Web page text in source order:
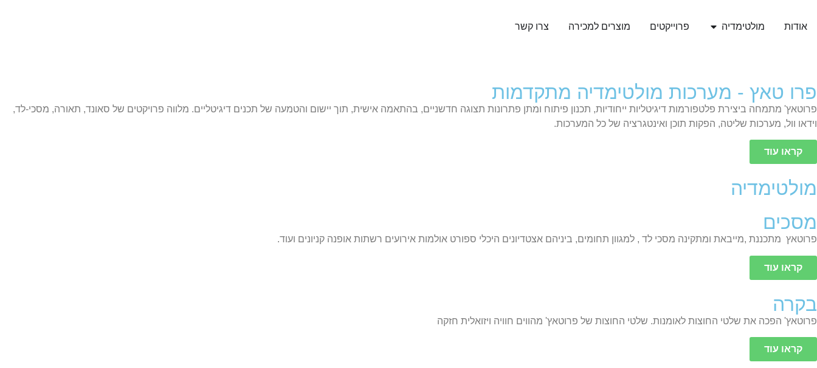
אודות
מולטימדיה פרוייקטים מוצרים למכירה צרו קשר
פרו טאץ - מערכות מולטימדיה מתקדמות
פרוטאץ' מתמחה ביצירת פלטפורמות דיגיטליות ייחודיות, תכנון פיתוח ומתן פתרונות תצוגה חדשניים, בהתאמה אישית, תוך יישום והטמעה של תכנים דיגיטליים. מלווה פרויקטים של סאונד, תאורה, מסכי-לד,
וידאו וול, מערכות שליטה, הפקות תוכן ואינטגרציה של כל המערכות.
קראו עוד
מולטימדיה
קראו עוד
קראו עוד